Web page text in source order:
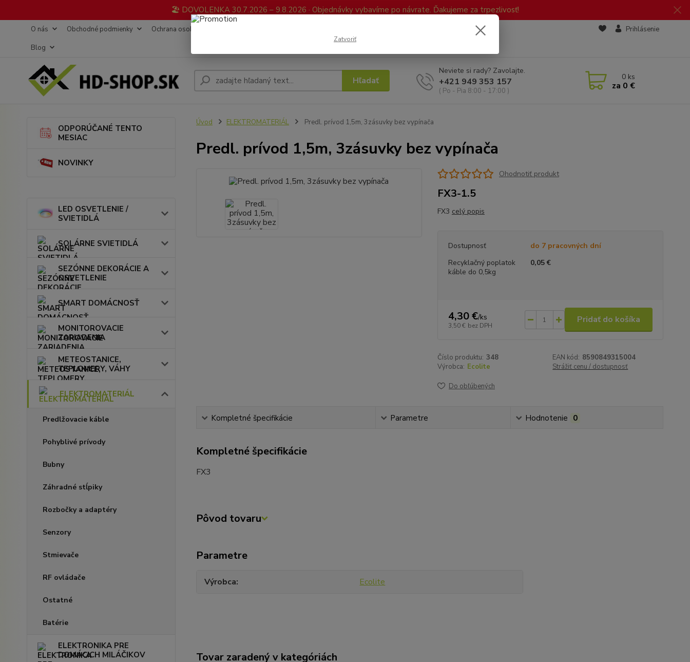
🏖️ DOVOLENKA 30.7.2026 – 9.8.2026 · Objednávky vybavíme po návrate. Ďakujeme za trpezlivosť!
O nás Obchodné podmienky Ochrana osobných údajov
Blog
Prihlásenie
Hľadať
Neviete si rady? Zavolajte.
+421 949 353 157
( Po - Pia 8:00 - 17:00 )
0 ks
za 0 €
ODPORÚČANÉ TENTO
MESIAC
NOVINKY
LED OSVETLENIE /
SVIETIDLÁ
SOLÁRNE SVIETIDLÁ
SEZÓNNE DEKORÁCIE A
OSVETLENIE
SMART DOMÁCNOSŤ
MONITOROVACIE
ZARIADENIA
METEOSTANICE,
TEPLOMERY, VÁHY
ELEKTROMATERIÁL
Predlžovacie káble
Pohyblivé prívody
Bubny
Záhradné stĺpiky
Rozbočky a adaptéry
Senzory
Stmievače
RF ovládače
Ostatné
Batérie
ELEKTRONIKA PRE
DOMÁCICH MILÁČIKOV
Úvod ELEKTROMATERIÁL Predl. prívod 1,5m, 3zásuvky bez vypínača
Predl. prívod 1,5m, 3zásuvky bez vypínača
Ohodnotiť produkt
FX3-1.5
FX3 celý popis
Dostupnosť
do 7 pracovných dní
Recyklačný poplatok
káble do 0,5kg
0,05 €
4,30 €/ks
3,50 € bez DPH
Pridať do košíka
Číslo produktu: 348 EAN kód: 8590849315004
Výrobca: Ecolite Strážiť cenu / dostupnosť
Do obľúbených
Kompletné špecifikácie Parametre Hodnotenie 0
Kompletné špecifikácie
FX3
Pôvod tovaru
Parametre
Výrobca Ecolite
Tovar zaradený v kategóriách
Zatvoriť